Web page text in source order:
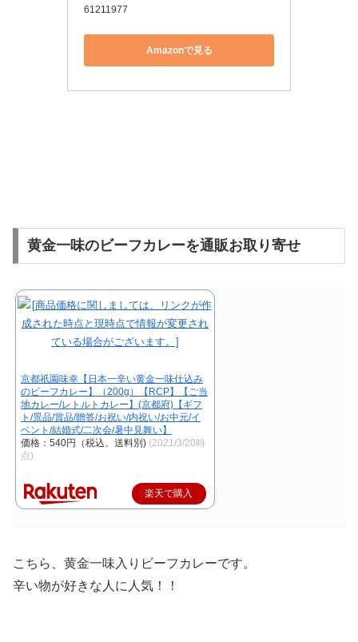
61211977
Amazonで見る
黄金一味のビーフカレーを通販お取り寄せ
京都祇園味幸【日本一辛い黄金一味仕込み
のビーフカレー】（200g）【RCP】【ご当
地カレー/レトルトカレー】(京都府)【ギフ
ト/景品/賞品/贈答/お祝い/内祝い/お中元/イ
ベント/結婚式/二次会/暑中見舞い】
価格：540円（税込、送料別) (2021/3/20時
点)
楽天で購入
こちら、黄金一味入りビーフカレーです。
辛い物が好きな人に人気！！